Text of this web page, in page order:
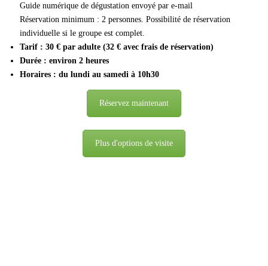
Guide numérique de dégustation envoyé par e-mail
Réservation minimum : 2 personnes. Possibilité de réservation
individuelle si le groupe est complet.
Tarif : 30 € par adulte (32 € avec frais de réservation)
Durée : environ 2 heures
Horaires : du lundi au samedi à 10h30
Réservez maintenant
Plus d'options de visite